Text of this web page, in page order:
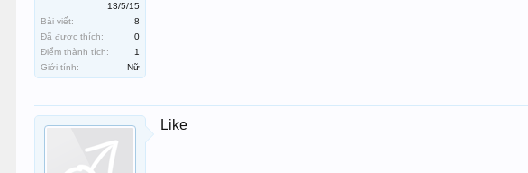
13/5/15
Bài viết:
8
Đã được thích:
0
Điểm thành tích:
1
Giới tính:
Nữ
Like